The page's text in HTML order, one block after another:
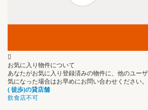
お気に入り物件について
あなたがお気に入り登録済みの物件に、他のユー
気になった場合はお早めにお問い合わせください。
( 徒歩)の貸店舗
飲食店不可